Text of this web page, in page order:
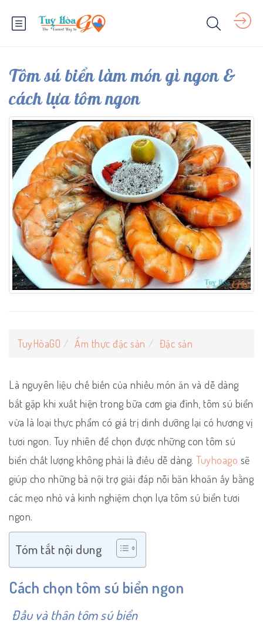
Tôm sú biển làm món gì ngon &
cách lựa tôm ngon
TuyHòaGO Ẩm thực đặc sản Đặc sản
Là nguyên liệu chế biến của nhiều món ăn và dễ dàng
bắt gặp khi xuất hiện trong bữa cơm gia đình, tôm sú biển
vừa là loại thực phẩm có giá trị dinh dưỡng lại có hương vị
tươi ngon. Tuy nhiên để chọn được những con tôm sú
biển chất lượng không phải là điều dễ dàng. Tuyhoago sẽ
giúp cho những bà nội trợ giải đáp nỗi băn khoăn ấy bằng
các mẹo nhỏ và kinh nghiệm chọn lựa tôm sú biển tươi
ngon.
Tóm tắt nội dung
Cách chọn tôm sú biển ngon
Đầu và thân tôm sú biển